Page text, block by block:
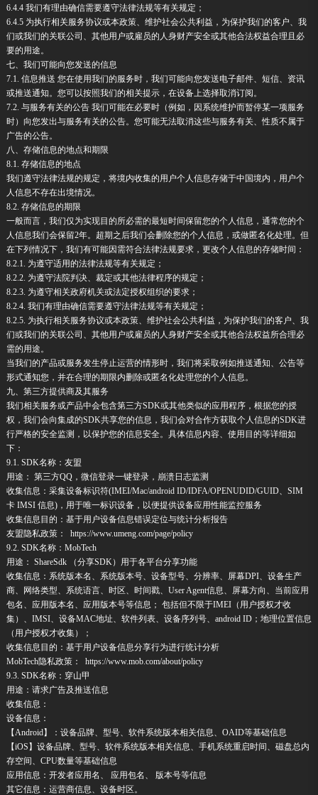
6.4.4 我们有理由确信需要遵守法律法规等有关规定；
6.4.5 为执行相关服务协议或本政策、维护社会公共利益，为保护我们的客户、我
们或我们的关联公司、其他用户或雇员的人身财产安全或其他合法权益合理且必
要的用途。
七、我们可能向您发送的信息
7.1. 信息推送 您在使用我们的服务时，我们可能向您发送电子邮件、短信、资讯
或推送通知。您可以按照我们的相关提示，在设备上选择取消订阅。
7.2. 与服务有关的公告 我们可能在必要时（例如，因系统维护而暂停某一项服务
时）向您发出与服务有关的公告。您可能无法取消这些与服务有关、性质不属于
广告的公告。
八、存储信息的地点和期限
8.1. 存储信息的地点
我们遵守法律法规的规定，将境内收集的用户个人信息存储于中国境内，用户个
人信息不存在出境情况。
8.2. 存储信息的期限
一般而言，我们仅为实现目的所必需的最短时间保留您的个人信息，通常您的个
人信息我们会保留2年。超期之后我们会删除您的个人信息，或做匿名化处理。但
在下列情况下，我们有可能因需符合法律法规要求，更改个人信息的存储时间：
8.2.1. 为遵守适用的法律法规等有关规定；
8.2.2. 为遵守法院判决、裁定或其他法律程序的规定；
8.2.3. 为遵守相关政府机关或法定授权组织的要求；
8.2.4. 我们有理由确信需要遵守法律法规等有关规定；
8.2.5. 为执行相关服务协议或本政策、维护社会公共利益，为保护我们的客户、我
们或我们的关联公司、其他用户或雇员的人身财产安全或其他合法权益所合理必
需的用途。
当我们的产品或服务发生停止运营的情形时，我们将采取例如推送通知、公告等
形式通知您，并在合理的期限内删除或匿名化处理您的个人信息。
九、第三方提供商及其服务
我们相关服务或产品中会包含第三方SDK或其他类似的应用程序，根据您的授
权，我们会向集成的SDK共享您的信息，我们会对合作方获取个人信息的SDK进
行严格的安全监测，以保护您的信息安全。具体信息内容、使用目的等详细如
下：
9.1. SDK名称：友盟
用途： 第三方QQ，微信登录一键登录，崩溃日志监测
收集信息：采集设备标识符(IMEI/Mac/android ID/IDFA/OPENUDID/GUID、SIM
卡 IMSI 信息)，用于唯一标识设备，以便提供设备应用性能监控服务
收集信息目的：基于用户设备信息错误定位与统计分析报告
友盟隐私政策： https://www.umeng.com/page/policy
9.2. SDK名称：MobTech
用途： ShareSdk （分享SDK）用于各平台分享功能
收集信息：系统版本名、系统版本号、设备型号、分辨率、屏幕DPI、设备生产
商、网络类型、系统语言、时区、时间戳、User Agent信息、屏幕方向、当前应用
包名、应用版本名、应用版本号等信息； 包括但不限于IMEI（用户授权才收
集）、IMSI、设备MAC地址、软件列表、设备序列号、android ID；地理位置信息
（用户授权才收集）；
收集信息目的：基于用户设备信息分享行为进行统计分析
MobTech隐私政策： https://www.mob.com/about/policy
9.3. SDK名称：穿山甲
用途：请求广告及推送信息
收集信息：
设备信息：
【Android】：设备品牌、型号、软件系统版本相关信息、OAID等基础信息
【iOS】设备品牌、型号、软件系统版本相关信息、手机系统重启时间、磁盘总内
存空间、CPU数量等基础信息
应用信息：开发者应用名、 应用包名、 版本号等信息
其它信息：运营商信息、设备时区。